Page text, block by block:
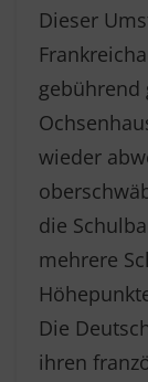
Dieser
gebührend
wieder
die
mehrere
Die
ihren